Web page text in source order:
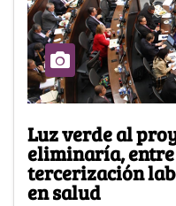
Luz verde al
eliminaría, entre
tercerización
en salud